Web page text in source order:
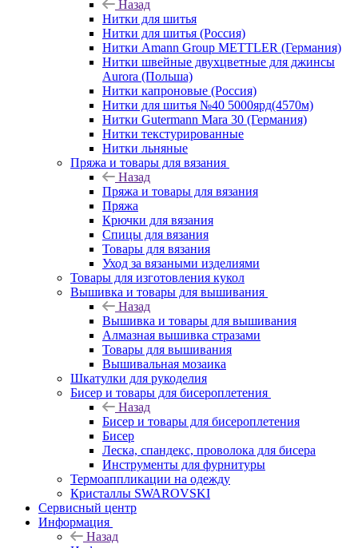
Назад
Нитки для шитья
Нитки для шитья (Россия)
Нитки Amann Group METTLER (Германия)
Нитки швейные двухцветные для джинсы
Aurora (Польша)
Нитки капроновые (Россия)
Нитки для шитья №40 5000ярд(4570м)
Нитки Gutermann Mara 30 (Германия)
Нитки текстурированные
Нитки льняные
Пряжа и товары для вязания
Назад
Пряжа и товары для вязания
Пряжа
Крючки для вязания
Спицы для вязания
Товары для вязания
Уход за вязаными изделиями
Товары для изготовления кукол
Вышивка и товары для вышивания
Назад
Вышивка и товары для вышивания
Алмазная вышивка стразами
Товары для вышивания
Вышивальная мозаика
Шкатулки для рукоделия
Бисер и товары для бисероплетения
Назад
Бисер и товары для бисероплетения
Бисер
Леска, спандекс, проволока для бисера
Инструменты для фурнитуры
Термоаппликации на одежду
Кристаллы SWAROVSKI
Сервисный центр
Информация
Назад